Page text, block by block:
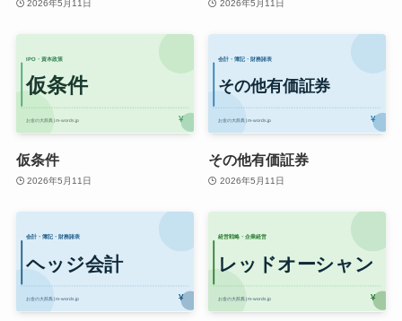
2026年5月11日 2026年5月11日
仮条件
2026年5月11日
その他有価証券
2026年5月11日